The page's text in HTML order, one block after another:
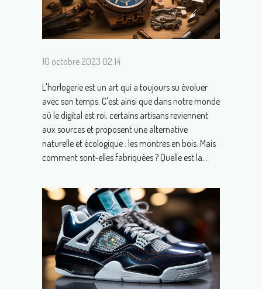
10 octobre 2023 02:14
L'horlogerie est un art qui a toujours su évoluer
avec son temps. C'est ainsi que dans notre monde
où le digital est roi, certains artisans reviennent
aux sources et proposent une alternative
naturelle et écologique : les montres en bois. Mais
comment sont-elles fabriquées ? Quelle est la...